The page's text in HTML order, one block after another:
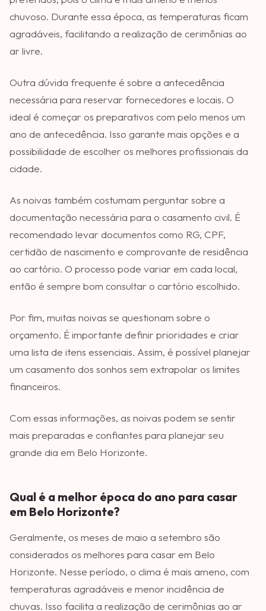
chuvoso. Durante essa época, as temperaturas ficam
agradáveis, facilitando a realização de cerimônias ao
ar livre.
Outra dúvida frequente é sobre a antecedência
necessária para reservar fornecedores e locais. O
ideal é começar os preparativos com pelo menos um
ano de antecedência. Isso garante mais opções e a
possibilidade de escolher os melhores profissionais da
cidade.
As noivas também costumam perguntar sobre a
documentação necessária para o casamento civil. É
recomendado levar documentos como RG, CPF,
certidão de nascimento e comprovante de residência
ao cartório. O processo pode variar em cada local,
então é sempre bom consultar o cartório escolhido.
Por fim, muitas noivas se questionam sobre o
orçamento. É importante definir prioridades e criar
uma lista de itens essenciais. Assim, é possível planejar
um casamento dos sonhos sem extrapolar os limites
financeiros.
Com essas informações, as noivas podem se sentir
mais preparadas e confiantes para planejar seu
grande dia em Belo Horizonte.
Qual é a melhor época do ano para casar
em Belo Horizonte?
Geralmente, os meses de maio a setembro são
considerados os melhores para casar em Belo
Horizonte. Nesse período, o clima é mais ameno, com
temperaturas agradáveis e menor incidência de
chuvas. Isso facilita a realização de cerimônias ao ar